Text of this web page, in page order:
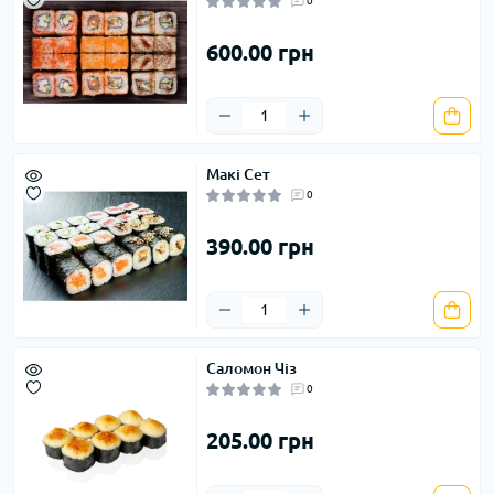
Штатами Америки, далі скрізь. Сьогодні замовити суші можна у
будь-якій точці світу.
Не дивлячись на різноманітність варіацій і місцеві особливості,
хороші суші повинні включати заданий набір компонентів:
японський рис для суші – сумеші;
сира чи присолена риба;
соєвий соус.
На цій основі майстри виробляють неймовірні за смаковими
поєднаннями і естетичними якостями композиції. Справжні
поціновувачі японської кухні та звичайні любителі витонченої
Полтаві. Майстри-сушисти володіють усім арсеналом навичок та
засобів, щоб клієнти бару насолодилися витонченим смаком рожевої
форелі, шовковистою текстурою трохи пряного рису, багатими
відтінками соковитих овочів, ніжних сирів та вишуканих соусів.
600.00 грн
Макі Сет
0
390.00 грн
Саломон Чіз
0
205.00 грн